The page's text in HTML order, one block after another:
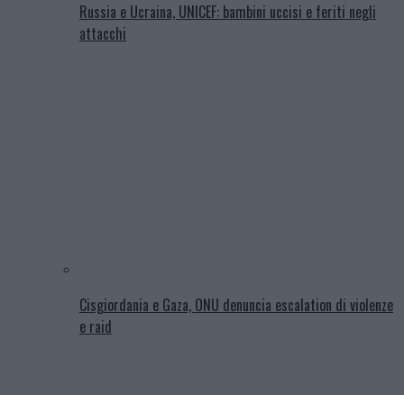
Russia e Ucraina, UNICEF: bambini uccisi e feriti negli
attacchi
Cisgiordania e Gaza, ONU denuncia escalation di violenze
e raid